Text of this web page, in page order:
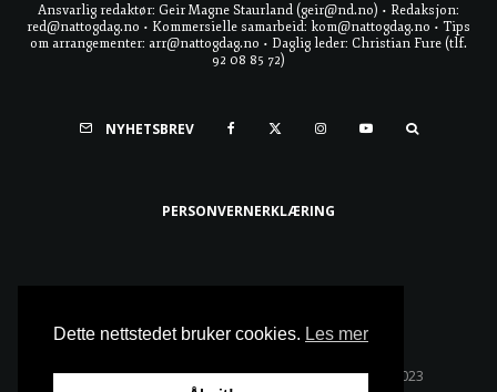
Ansvarlig redaktør: Geir Magne Staurland (geir@nd.no) • Redaksjon:
red@nattogdag.no • Kommersielle samarbeid: kom@nattogdag.no • Tips
om arrangementer: arr@nattogdag.no • Daglig leder: Christian Fure (tlf.
92 08 85 72)
NYHETSBREV
PERSONVERNERKLÆRING
Alle rettigheter reservert • Copyright © Natt & Dag 2023
Dette nettstedet bruker cookies. Les mer